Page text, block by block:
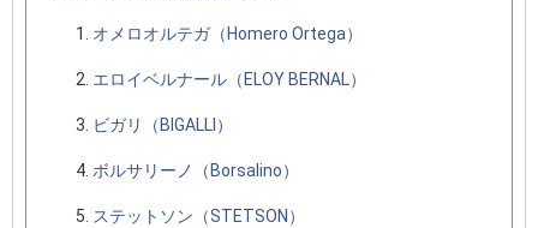
オメロオルテガ（Homero Ortega）
エロイベルナール（ELOY BERNAL）
ビガリ（BIGALLI）
ボルサリーノ（Borsalino）
ステットソン（STETSON）